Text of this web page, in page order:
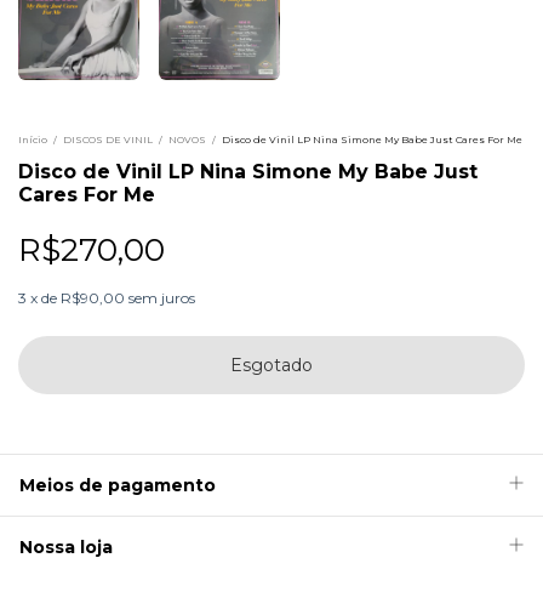
Início / DISCOS DE VINIL / NOVOS / Disco de Vinil LP Nina Simone My Babe Just Cares For Me
Disco de Vinil LP Nina Simone My Babe Just
Cares For Me
R$270,00
3 x de R$90,00 sem juros
Meios de pagamento
Nossa loja